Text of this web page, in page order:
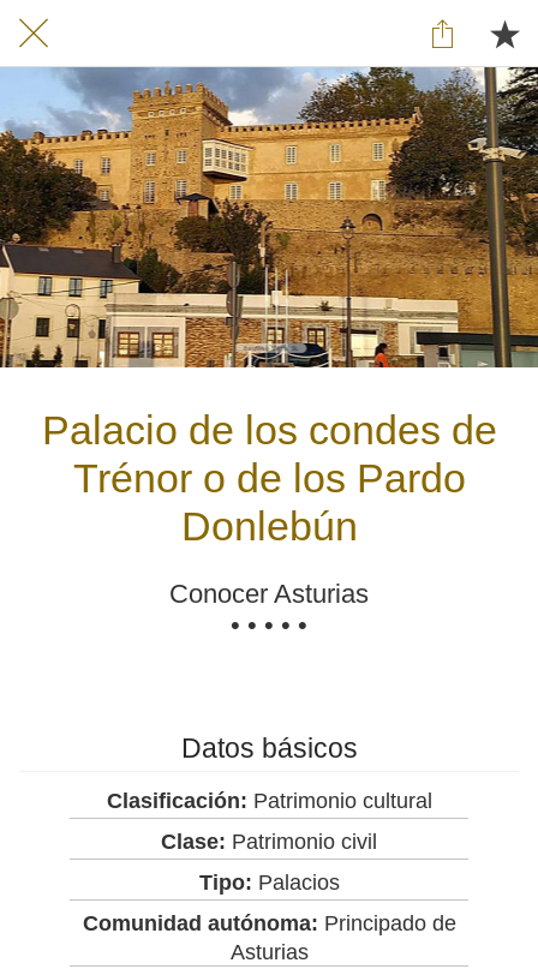
Palacio de los condes de
Trénor o de los Pardo
Donlebún
Conocer Asturias
• • • • •
Datos básicos
Clasificación: Patrimonio cultural
Clase: Patrimonio civil
Tipo: Palacios
Comunidad autónoma: Principado de
Asturias